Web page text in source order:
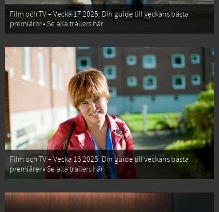
Film och TV – Vecka 17 2025: Din guide till veckans bästa
premiärer • Se alla trailers här
Film och TV – Vecka 16 2025: Din guide till veckans bästa
premiärer • Se alla trailers här